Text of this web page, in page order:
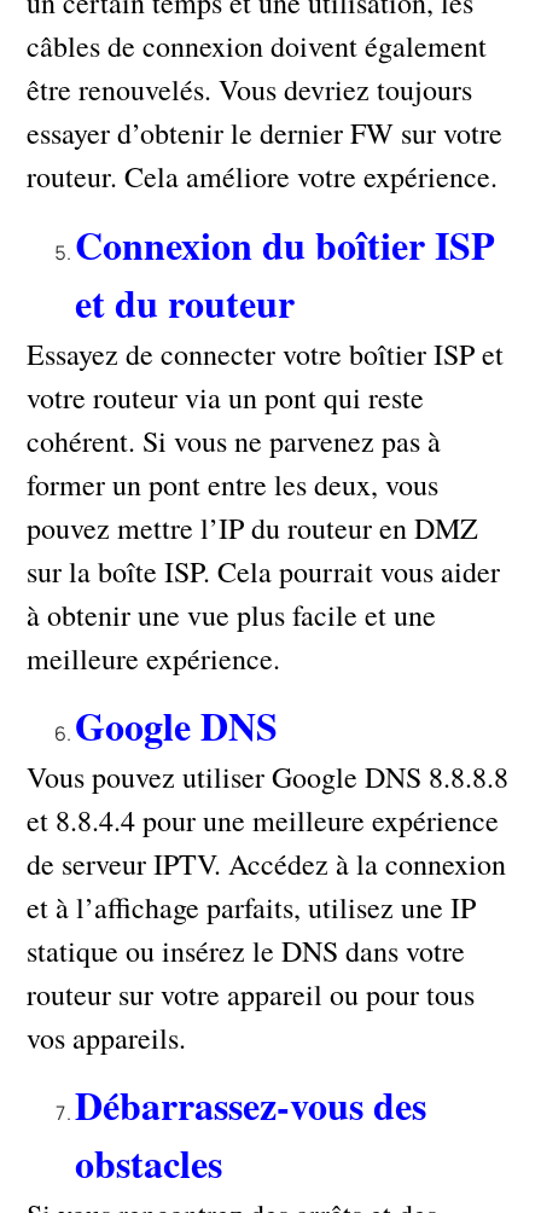
câbles de connexion doivent également
être renouvelés. Vous devriez toujours
essayer d’obtenir le dernier FW sur votre
routeur. Cela améliore votre expérience.
Connexion du boîtier ISP
et du routeur
Essayez de connecter votre boîtier ISP et
votre routeur via un pont qui reste
cohérent. Si vous ne parvenez pas à
former un pont entre les deux, vous
pouvez mettre l’IP du routeur en DMZ
sur la boîte ISP. Cela pourrait vous aider
à obtenir une vue plus facile et une
meilleure expérience.
Google DNS
Vous pouvez utiliser Google DNS 8.8.8.8
et 8.8.4.4 pour une meilleure expérience
de serveur IPTV. Accédez à la connexion
et à l’affichage parfaits, utilisez une IP
statique ou insérez le DNS dans votre
routeur sur votre appareil ou pour tous
vos appareils.
Débarrassez-vous des
obstacles